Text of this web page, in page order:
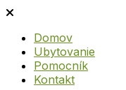
Domov
Ubytovanie
Pomocník
Kontakt